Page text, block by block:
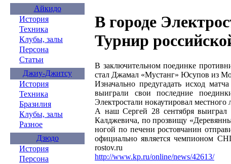
Айкидо
История
Техника
Клубы, залы
Персона
Статьи
Джиу-Джитсу
История
Техника
Бразилия
Клубы, залы
Разное
Дзюдо
История
Персона
В городе
Турнир
В заключительном поединке
стал Джамал «Мустанг» Юсупов из
Изначально предугадать исход
выиграли свои последние
Электростали нокаутировал
А наш Сергей 28 сентября
Калджевича, по прозвищу
ногой по печени ростовчанин
официально является чемпионом
rostov.ru
http://www.kp.ru/online/news/42613/